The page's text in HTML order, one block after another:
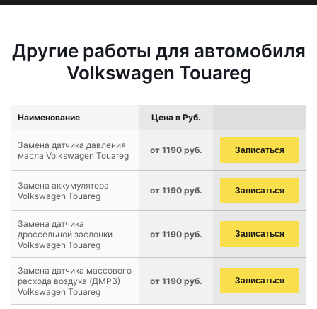
Другие работы для автомобиля
Volkswagen Touareg
Наименование Цена в Руб.
Замена датчика давления
масла Volkswagen Touareg
от 1190 руб. Записаться
Замена аккумулятора
Volkswagen Touareg
от 1190 руб. Записаться
Замена датчика
дроссельной заслонки
Volkswagen Touareg
от 1190 руб. Записаться
Замена датчика массового
расхода воздуха (ДМРВ)
Volkswagen Touareg
от 1190 руб. Записаться